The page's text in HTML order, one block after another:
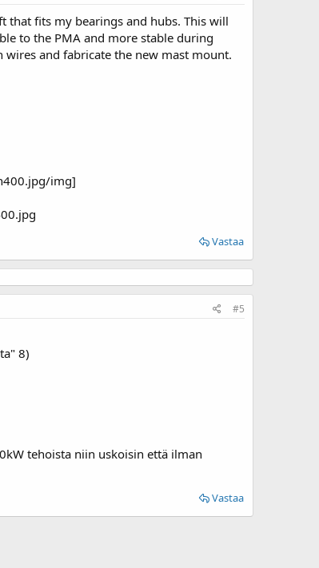
that fits my bearings and hubs. This will
to the PMA and more stable during
and fabricate the new mast mount.
img]
Vastaa
#5
8)
tehoista niin uskoisin että ilman
Vastaa